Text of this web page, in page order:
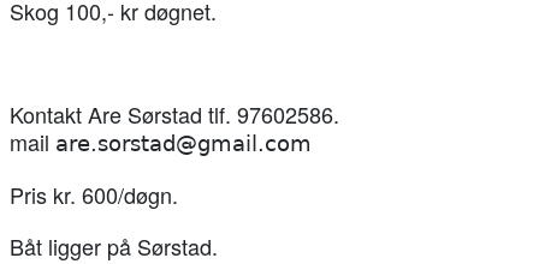
Skog 100,- kr døgnet.
Kontakt Are Sørstad tlf. 97602586.
mail are.sorstad@gmail.com
Pris kr. 600/døgn.
Båt ligger på Sørstad.